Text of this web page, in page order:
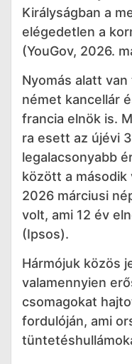
Királyságban a
elégedetlen a
(YouGov, 2026.
Nyomás alatt
német kancellár
francia elnök is.
ra esett az újévi
legalacsonyabb
között a második
2026 márciusi
volt, ami 12 év
(Ipsos).
Hármójuk közös
valamennyien
csomagokat
fordulóján, ami